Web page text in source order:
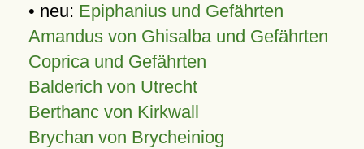
• neu: Epiphanius und Gefährten
Amandus von Ghisalba und Gefährten
Coprica und Gefährten
Balderich von Utrecht
Berthanc von Kirkwall
Brychan von Brycheiniog